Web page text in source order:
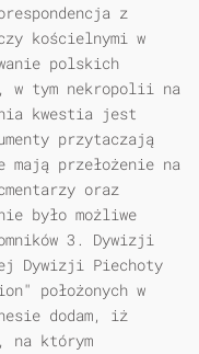
z
kościelnymi w
polskich
w tym nekropolii na
kwestia jest
przytaczają
przełożenie na
oraz
było możliwe
3. Dywizji
Dywizji Piechoty
położonych w
dodam, iż
na którym